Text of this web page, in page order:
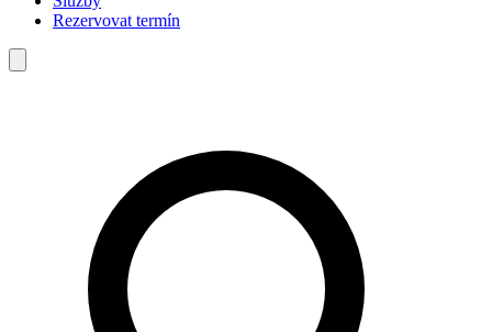
Rezervovat termín